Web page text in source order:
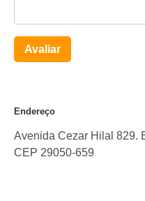
Avaliar
Endereço
Avenida Cezar Hilal 829.
CEP 29050-659